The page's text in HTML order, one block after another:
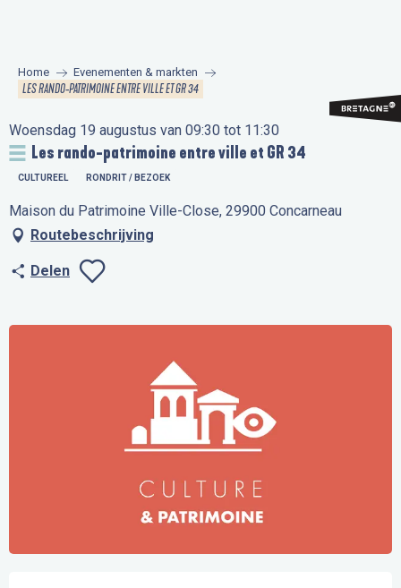
principal
Home Evenementen & markten
LES RANDO-PATRIMOINE ENTRE VILLE ET GR 34
Woensdag 19 augustus van 09:30 tot 11:30
Les rando-patrimoine entre ville et GR 34
CULTUREEL RONDRIT / BEZOEK
Maison du Patrimoine Ville-Close, 29900 Concarneau
Routebeschrijving
Delen